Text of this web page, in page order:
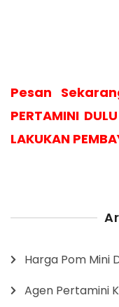
Pesan
PERTAMINI
LAKUKAN
Harga Pom Mini
Agen Pertamini